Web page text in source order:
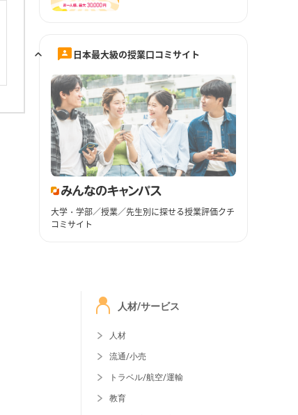
日本最大級の授業口コミサイト
大学・学部／授業／先生別に探せる授業評価クチ
コミサイト
人材/サービス
人材
流通/小売
トラベル/航空/運輸
教育